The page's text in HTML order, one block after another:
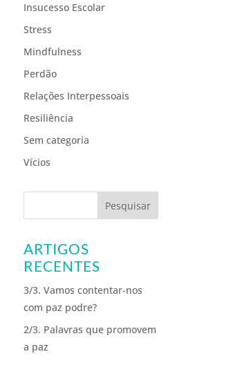
Insucesso Escolar
Stress
Mindfulness
Perdão
Relações Interpessoais
Resiliência
Sem categoria
Vícios
ARTIGOS
RECENTES
3/3. Vamos contentar-nos
com paz podre?
2/3. Palavras que promovem
a paz